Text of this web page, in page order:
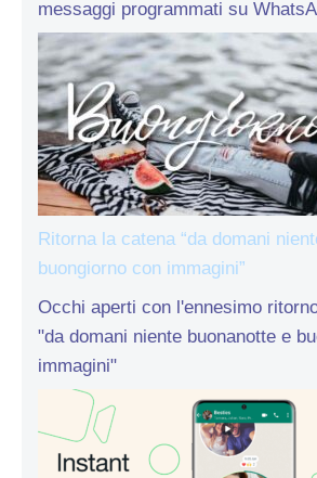
messaggi programmati su
Ritorna la catena “da domani
buongiorno con immagini”
Occhi aperti con l'ennesimo
"da domani niente buonanotte e
immagini"